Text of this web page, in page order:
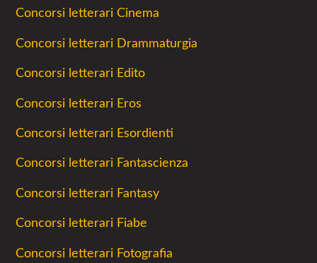
Concorsi letterari Cinema
Concorsi letterari Drammaturgia
Concorsi letterari Edito
Concorsi letterari Eros
Concorsi letterari Esordienti
Concorsi letterari Fantascienza
Concorsi letterari Fantasy
Concorsi letterari Fiabe
Concorsi letterari Fotografia